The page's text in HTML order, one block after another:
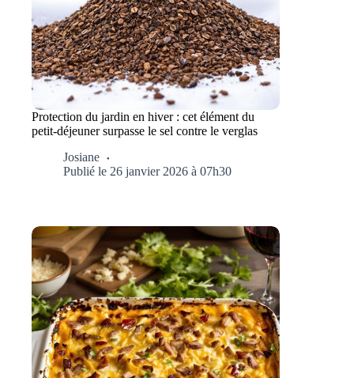
Protection du jardin en hiver : cet élément du
petit-déjeuner surpasse le sel contre le verglas
Josiane
Publié le 26 janvier 2026 à 07h30